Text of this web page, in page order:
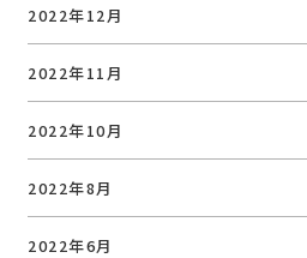
2022年12月
2022年11月
2022年10月
2022年8月
2022年6月